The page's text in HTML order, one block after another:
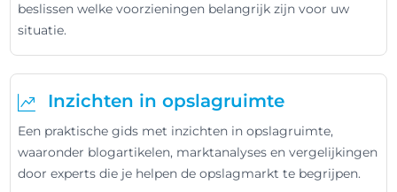
beslissen welke voorzieningen belangrijk zijn voor uw
situatie.
Inzichten in opslagruimte
Een praktische gids met inzichten in opslagruimte,
waaronder blogartikelen, marktanalyses en vergelijkingen
door experts die je helpen de opslagmarkt te begrijpen.